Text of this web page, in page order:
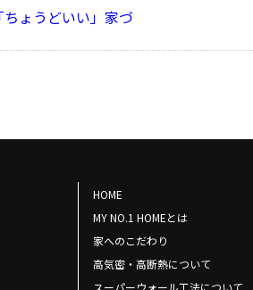
ちょうどいい」家づ
HOME
MY NO.1 HOMEとは
家へのこだわり
高気密・高断熱について
スーパーウォール工法について